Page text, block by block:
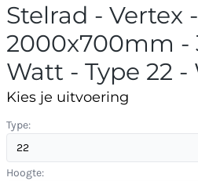
Stelrad - Vertex -
2000x700mm -
Watt - Type 22 -
Kies je uitvoering
Type:
Hoogte: